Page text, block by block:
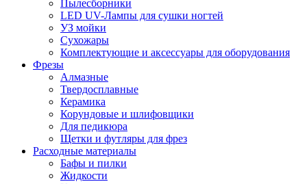
Пылесборники
LED UV-Лампы для сушки ногтей
УЗ мойки
Сухожары
Комплектующие и аксессуары для оборудования
Фрезы
Алмазные
Твердосплавные
Керамика
Корундовые и шлифовщики
Для педикюра
Щетки и футляры для фрез
Расходные материалы
Бафы и пилки
Жидкости